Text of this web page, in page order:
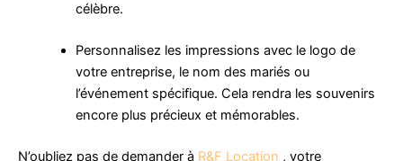
célèbre.
Personnalisez les impressions avec le logo de
votre entreprise, le nom des mariés ou
l’événement spécifique. Cela rendra les souvenirs
encore plus précieux et mémorables.
N’oubliez pas de demander à R&F Location , votre